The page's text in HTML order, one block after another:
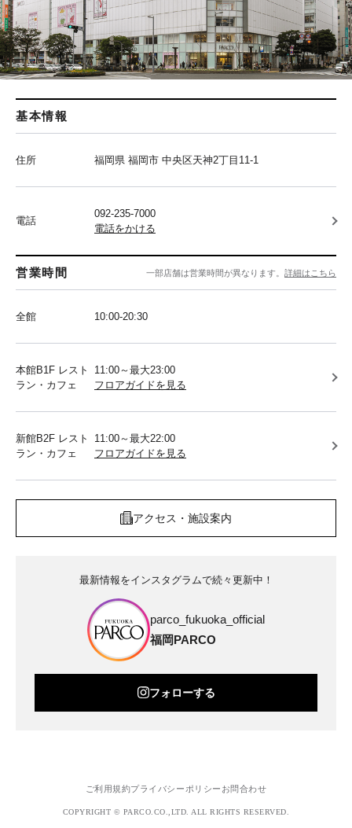
基本情報
住所 福岡県 福岡市 中央区天神2丁目11-1
電話
092-235-7000
電話をかける
営業時間 一部店舗は営業時間が異なります。 詳細はこちら
全館 10:00-20:30
本館B1F レスト
ラン・カフェ
11:00～最大23:00
フロアガイドを見る
新館B2F レスト
ラン・カフェ
11:00～最大22:00
フロアガイドを見る
アクセス・施設案内
最新情報をインスタグラムで続々更新中！
parco_fukuoka_official
福岡PARCO
フォローする
ご利用規約プライバシーポリシー お問合わせ
COPYRIGHT © PARCO.CO.,LTD. ALL RIGHTS RESERVED.